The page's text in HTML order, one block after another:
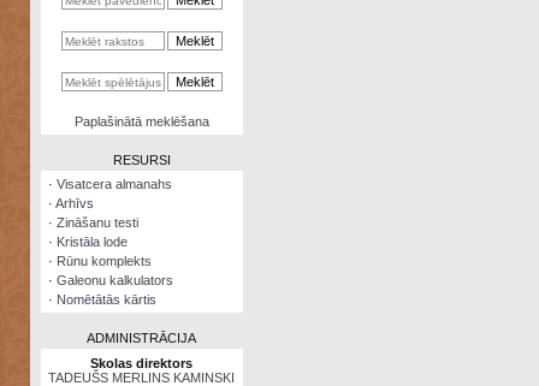
kalkulators
NomētātāsPaplašinātā meklēšana
RESURSI
· Visatcera almanahs
· Arhīvs
· Zināšanu testi
· Kristāla lode
· Rūnu komplekts
· Galeonu kalkulators
· Nomētātās kārtis
ADMINISTRĀCIJA
Skolas direktors
TADEUŠS MERLINS KAMINSKI